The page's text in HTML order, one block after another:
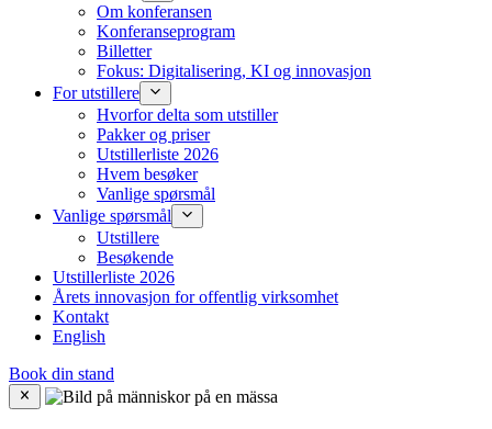
Om konferansen
Konferanseprogram
Billetter
Fokus: Digitalisering, KI og innovasjon
For utstillere
Hvorfor delta som utstiller
Pakker og priser
Utstillerliste 2026
Hvem besøker
Vanlige spørsmål
Vanlige spørsmål
Utstillere
Besøkende
Utstillerliste 2026
Årets innovasjon for offentlig virksomhet
Kontakt
English
Book din stand